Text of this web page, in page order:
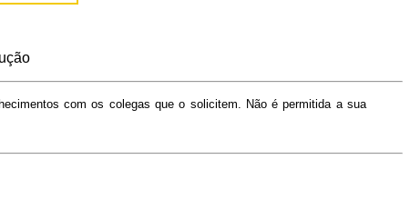
com os colegas que o solicitem. Não é permitida a sua